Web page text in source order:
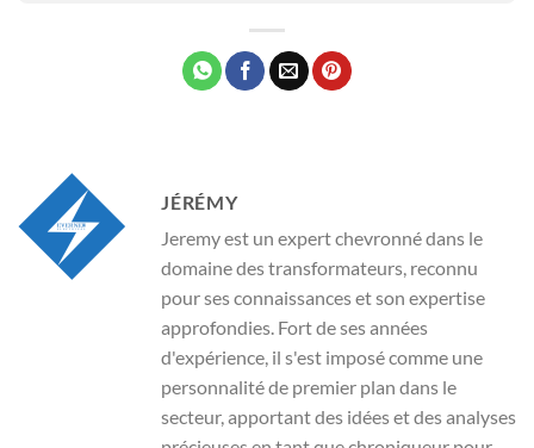
JÉRÉMY
Jeremy est un expert chevronné dans le
domaine des transformateurs, reconnu
pour ses connaissances et son expertise
approfondies. Fort de ses années
d'expérience, il s'est imposé comme une
personnalité de premier plan dans le
secteur, apportant des idées et des analyses